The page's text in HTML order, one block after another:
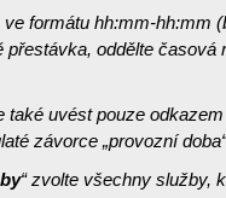
ve formátu hh:mm-hh:mm
přestávka, oddělte
také uvést pouze
závorce „provozní
“ zvolte všechny služby,